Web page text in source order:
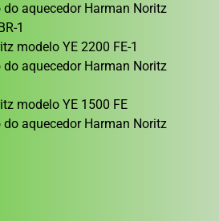
aquecedor Harman Noritz
1
modelo YE 2200 FE-1
aquecedor Harman Noritz
modelo YE 1500 FE
aquecedor Harman Noritz